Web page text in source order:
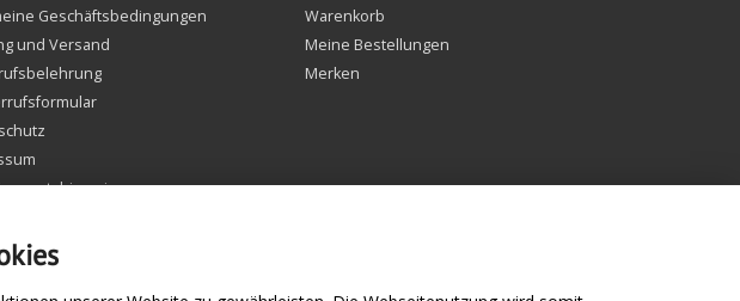
Geschäftsbedingungen
und Versand
Cookie
Warenkorb
Meine Bestellungen
Merken